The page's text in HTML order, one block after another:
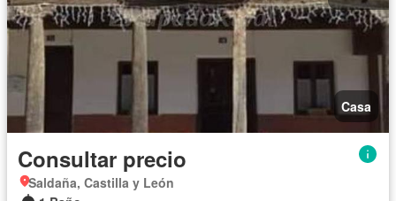
Casa
Consultar precio
Saldaña, Castilla y León